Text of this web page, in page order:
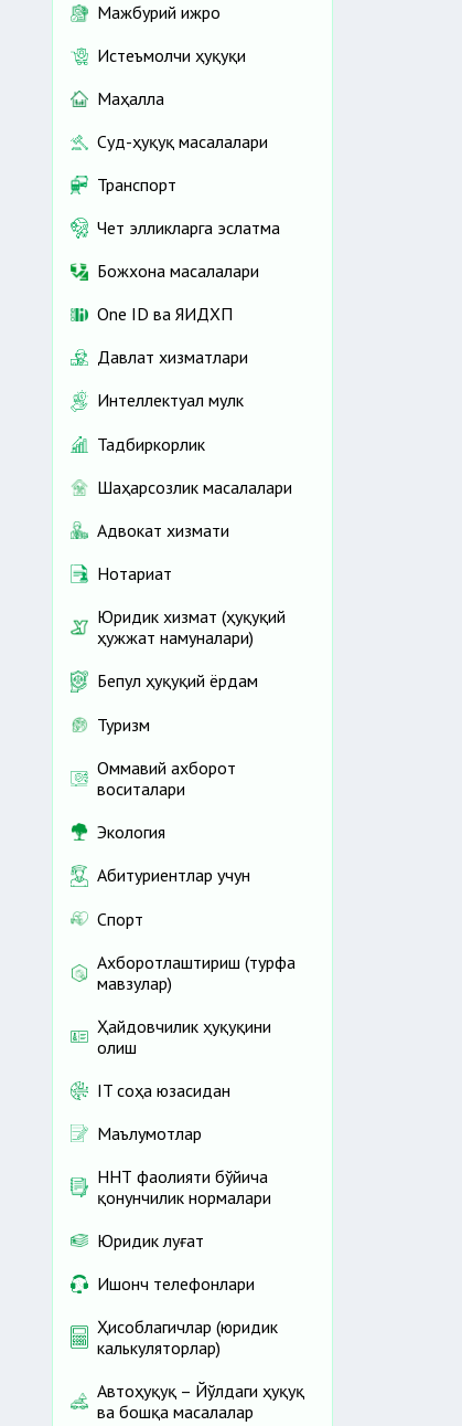
Мажбурий ижро
Истеъмолчи ҳуқуқи
Маҳалла
Суд-ҳуқуқ масалалари
Транспорт
Чет элликларга эслатма
Божхона масалалари
One ID ва ЯИДХП
Давлат хизматлари
Интеллектуал мулк
Тадбиркорлик
Шаҳарсозлик масалалари
Адвокат хизмати
Нотариат
Юридик хизмат (ҳуқуқий
ҳужжат намуналари)
Бепул ҳуқуқий ёрдам
Туризм
Оммавий ахборот
воситалари
Экология
Абитуриентлар учун
Спорт
Ахборотлаштириш (турфа
мавзулар)
Ҳайдовчилик ҳуқуқини
олиш
IT соҳа юзасидан
Маълумотлар
ННТ фаолияти бўйича
қонунчилик нормалари
Юридик луғат
Ишонч телефонлари
Ҳисоблагичлар (юридик
калькуляторлар)
Автоҳуқуқ – Йўлдаги ҳуқуқ
ва бошқа масалалар